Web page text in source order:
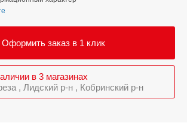
Оформить заказ в 1 клик
в 3 магазинах
Береза , Лидский р-н , Кобринский р-н